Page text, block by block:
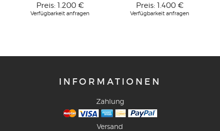
Preis: 1.200 €
Verfügbarkeit anfragen
Preis: 1.400 €
Verfügbarkeit anfragen
INFORMATIONEN
Zahlung
Versand